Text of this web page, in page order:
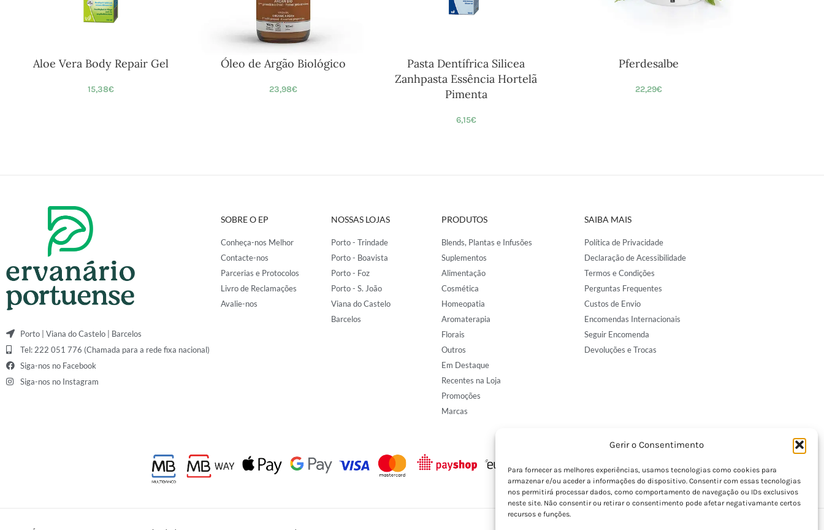
Gerir o Consentimento
Para fornecer as melhores experiências, usamos tecnologias como cookies para
armazenar e/ou aceder a informações do dispositivo. Consentir com essas tecnologias
nos permitirá processar dados, como comportamento de navegação ou IDs exclusivos
neste site. Não consentir ou retirar o consentimento pode afetar negativamante certos
recursos e funções.
Aloe Vera Body Repair Gel
15,38€
Óleo de Argão Biológico
23,98€
Pasta Dentífrica Silicea
Zanhpasta Essência Hortelã
Pimenta
6,15€
Pferdesalbe
22,29€
Porto | Viana do Castelo | Barcelos
Tel: 222 051 776 (Chamada para a rede fixa nacional)
Siga-nos no Facebook
Siga-nos no Instagram
SOBRE O EP
Conheça-nos Melhor
Contacte-nos
Parcerias e Protocolos
Livro de Reclamações
Avalie-nos
NOSSAS LOJAS
Porto - Trindade
Porto - Boavista
Porto - Foz
Porto - S. João
Viana do Castelo
Barcelos
PRODUTOS
Blends, Plantas e Infusões
Suplementos
Alimentação
Cosmética
Homeopatia
Aromaterapia
Florais
Outros
Em Destaque
Recentes na Loja
Promoções
Marcas
SAIBA MAIS
Política de Privacidade
Declaração de Acessibilidade
Termos e Condições
Perguntas Frequentes
Custos de Envio
Encomendas Internacionais
Seguir Encomenda
Devoluções e Trocas